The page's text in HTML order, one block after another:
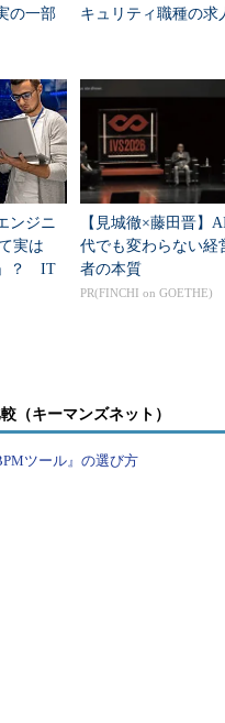
パレルやインテリア販売
ー職種では「運用」「改
やそれに伴う改善提案を
価ポイントの1つとなっ
てほしい。
、若手のニーズが高い
界は非常に活気づいてい
数をあまり重視せず、ス
た、ベンチャー色の強い
ッチが生じやすい。
の一部
キュリティ職種の求
ンジニ
実は
」？ IT
【見城徹×藤田晋】
代でも変わらない経
者の本質
PR(FINCHI on GOETHE)
（キーマンズネット）
ツール』の選び方